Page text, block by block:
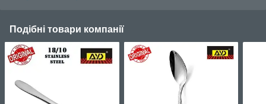
Подібні товари компанії